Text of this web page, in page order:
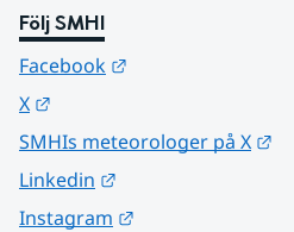
Följ SMHI
Facebook
X
SMHIs meteorologer på X
Linkedin
Instagram